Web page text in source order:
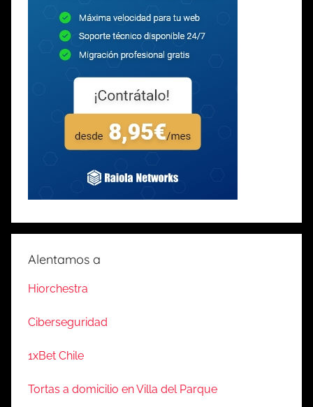
Alentamos a
Hiorchestra
Ciberseguridad
1xBet Chile
Tortas a domicilio en Villa del Parque